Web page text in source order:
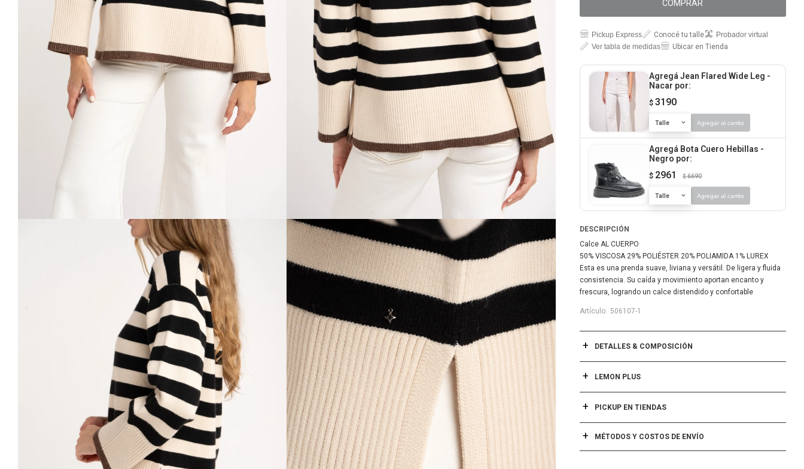
COMPRAR
Pickup Express Conocé tu talle
Probador virtual
Ver tabla de medidas
Ubicar en Tienda
Agregá Jean Flared Wide Leg -
Nacar por:
$ 3190
Talle Agregar al carrito
Agregá Bota Cuero Hebillas -
Negro por:
$ 2961 $ 6690
Talle Agregar al carrito
DESCRIPCIÓN
Calce AL CUERPO
50% VISCOSA 29% POLIÉSTER 20% POLIAMIDA 1% LUREX
Esta es una prenda suave, liviana y versátil. De ligera y fluida
consistencia. Su caída y movimiento aportan encanto y
frescura, logrando un calce distendido y confortable
506107-1
DETALLES & COMPOSICIÓN
LEMON PLUS
PICKUP EN TIENDAS
MÉTODOS Y COSTOS DE ENVÍO